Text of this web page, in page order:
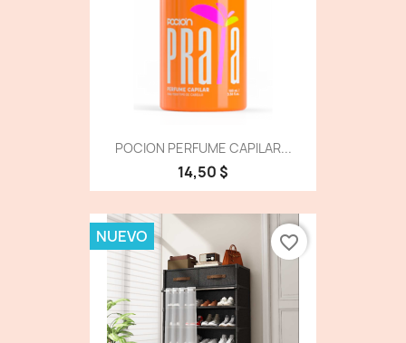
POCION PERFUME CAPILAR...
14,50 $
NUEVO favorite_border